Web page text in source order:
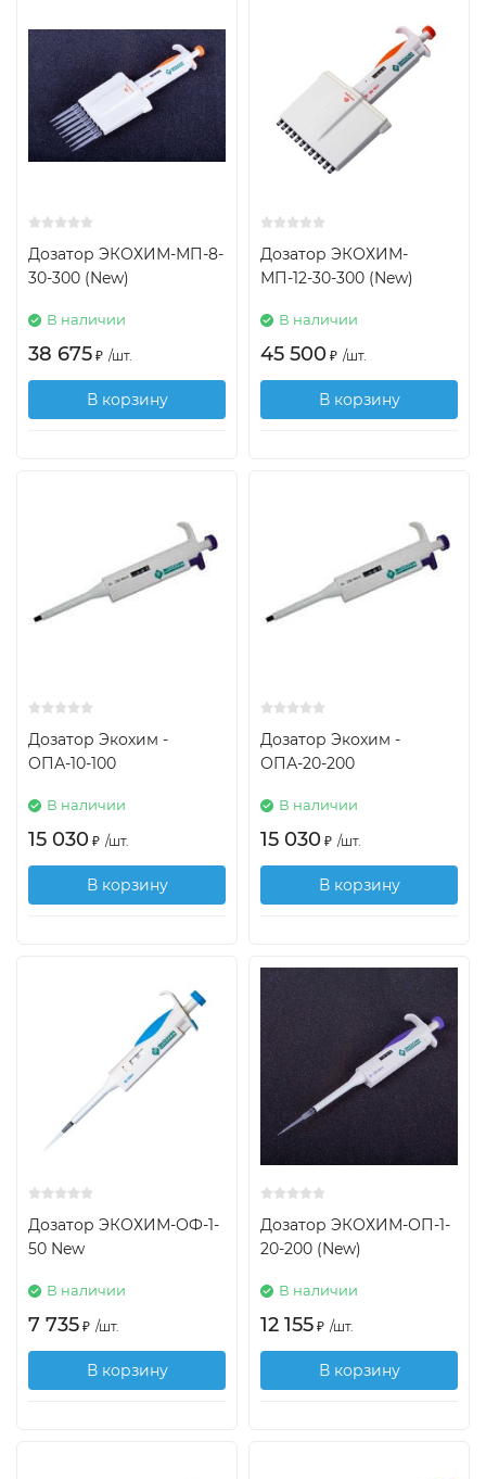
Дозатор ЭКОХИМ-МП-8-
30-300 (New)
В наличии
38 675 ₽ /шт.
В корзину
Дозатор ЭКОХИМ-
МП-12-30-300 (New)
В наличии
45 500 ₽ /шт.
В корзину
Дозатор Экохим -
ОПА-10-100
В наличии
15 030 ₽ /шт.
В корзину
Дозатор Экохим -
ОПА-20-200
В наличии
15 030 ₽ /шт.
В корзину
Дозатор ЭКОХИМ-ОФ-1-
50 New
В наличии
7 735 ₽ /шт.
В корзину
Дозатор ЭКОХИМ-ОП-1-
20-200 (New)
В наличии
12 155 ₽ /шт.
В корзину